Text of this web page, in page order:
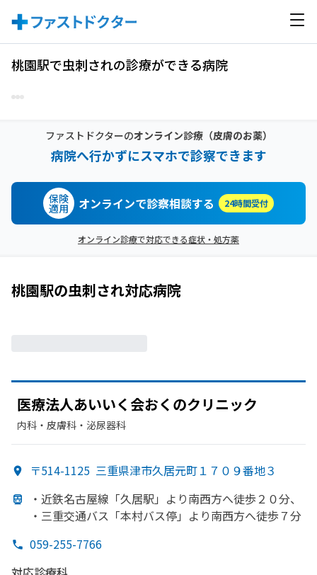
桃園駅で虫刺されの診療ができる病院
ファストドクターのオンライン診療（皮膚のお薬）
病院へ行かずにスマホで診察できます
保険
適用 オンラインで診察相談する 24時間受付
オンライン診療で対応できる症状・処方薬
桃園駅の虫刺され対応病院
医療法人あいいく 会おくのクリニック
内科・​皮膚科・​泌尿器科
〒514-1125 三重県津市久居元町１７０９番地３
・近鉄名古屋線 「久居駅」より南西方へ徒歩２０分、
・三重交通バス「本村バス停」より南西方へ徒歩７分
059-255-7766